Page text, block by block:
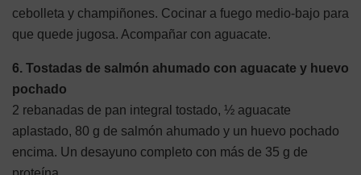
cebolleta y champiñones. Cocinar a fuego medio-bajo para
que quede jugosa. Acompañar con aguacate.
6. Tostadas de salmón ahumado con aguacate y huevo
pochado
2 rebanadas de pan integral tostado, ½ aguacate
aplastado, 80 g de salmón ahumado y un huevo pochado
encima. Un desayuno completo con más de 35 g de